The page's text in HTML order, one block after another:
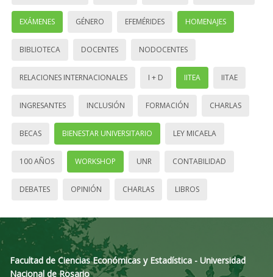
EXÁMENES GÉNERO EFEMÉRIDES HOMENAJES
BIBLIOTECA DOCENTES NODOCENTES
RELACIONES INTERNACIONALES I + D IITEA IITAE
INGRESANTES INCLUSIÓN FORMACIÓN CHARLAS
BECAS BIENESTAR UNIVERSITARIO LEY MICAELA
100 AÑOS WORKSHOP UNR CONTABILIDAD
DEBATES OPINIÓN CHARLAS LIBROS
Facultad de Ciencias Económicas y Estadística - Universidad
Nacional de Rosario